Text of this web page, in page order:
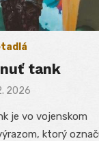
tank
2026
je vo vojenskom
ktorý